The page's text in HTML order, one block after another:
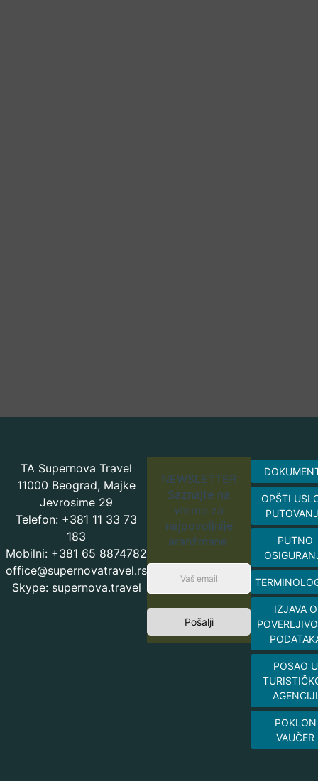
TA Supernova Travel
11000 Beograd, Majke
Jevrosime 29
Telefon: +381 11 33 73
183
Mobilni: +381 65 8874782
office@supernovatravel.rs
Skype: supernova.travel
NEWSLETTER
Saznajte na
vreme za
najpovoljnije
aranžmane.
Pošalji
OPŠTI
PUTNO
IZJAVA O
POSAO U
AGENCIJI
POKLON
VAUČER